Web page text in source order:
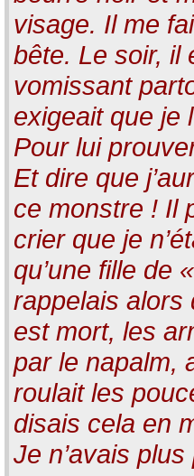
visage. Il me
bête. Le soir, il
vomissant
exigeait que je
Pour lui
Et dire que
ce monstre ! Il
crier que je
qu’une fille de
rappelais alors
est mort, les
par le napalm,
roulait les
disais cela en
Je n’avais